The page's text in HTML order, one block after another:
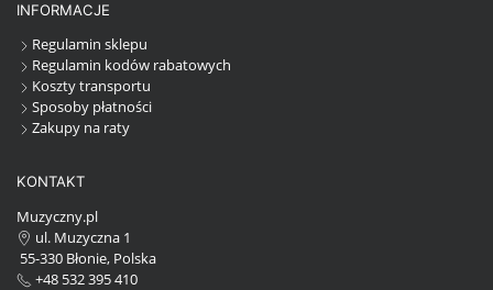
INFORMACJE
Regulamin sklepu
Regulamin kodów rabatowych
Koszty transportu
Sposoby płatności
Zakupy na raty
KONTAKT
Muzyczny.pl
ul. Muzyczna 1
55-330 Błonie, Polska
+48 532 395 410